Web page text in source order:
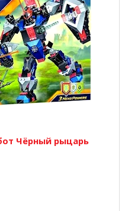
Чёрный рыцарь